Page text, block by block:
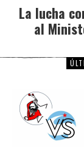
La lucha
al